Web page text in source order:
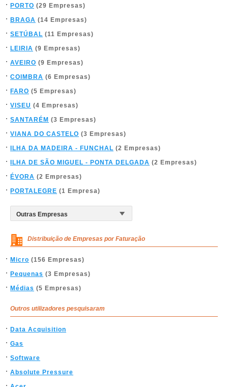
PORTO (29 Empresas)
BRAGA (14 Empresas)
SETÚBAL (11 Empresas)
LEIRIA (9 Empresas)
AVEIRO (9 Empresas)
COIMBRA (6 Empresas)
FARO (5 Empresas)
VISEU (4 Empresas)
SANTARÉM (3 Empresas)
VIANA DO CASTELO (3 Empresas)
ILHA DA MADEIRA - FUNCHAL (2 Empresas)
ILHA DE SÃO MIGUEL - PONTA DELGADA (2 Empresas)
ÉVORA (2 Empresas)
PORTALEGRE (1 Empresa)
Distribuição de Empresas por Faturação
Micro (156 Empresas)
Pequenas (3 Empresas)
Médias (5 Empresas)
Outros utilizadores pesquisaram
Data Acquisition
Gas
Software
Absolute Pressure